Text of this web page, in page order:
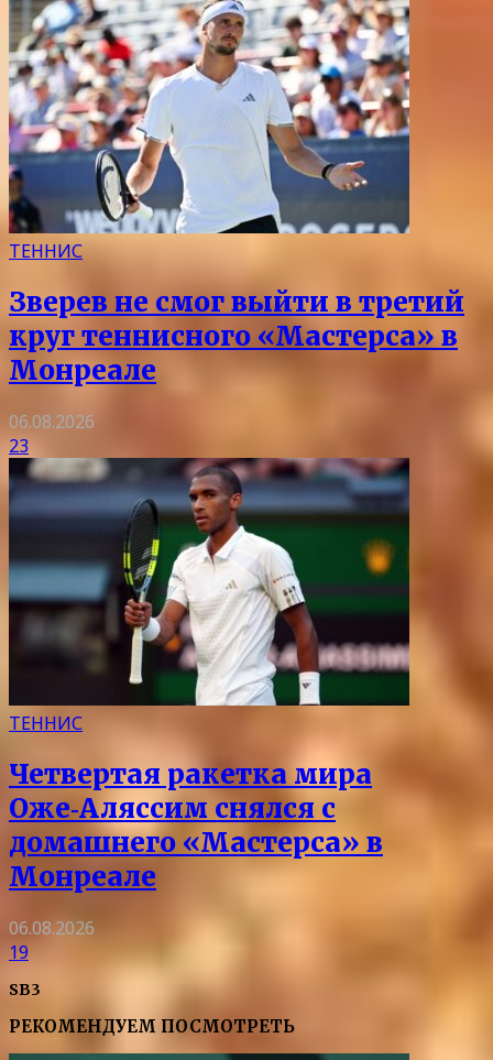
ТЕННИС
Зверев не смог выйти в третий
круг теннисного «Мастерса» в
Монреале
06.08.2026
23
ТЕННИС
Четвертая ракетка мира
Оже‑Аляссим снялся с
домашнего «Мастерса» в
Монреале
06.08.2026
19
SB3
РЕКОМЕНДУЕМ ПОСМОТРЕТЬ